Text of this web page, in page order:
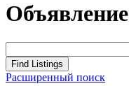
Объявление
Расширенный поиск